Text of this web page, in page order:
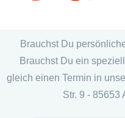
Brauchst Du
Brauchst Du ein
gleich einen Termin in
Str. 9 - 85653